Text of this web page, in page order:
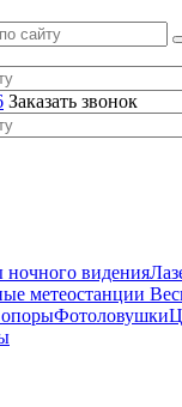
Заказать звонок
видения
метеостанции
Фотоловушки